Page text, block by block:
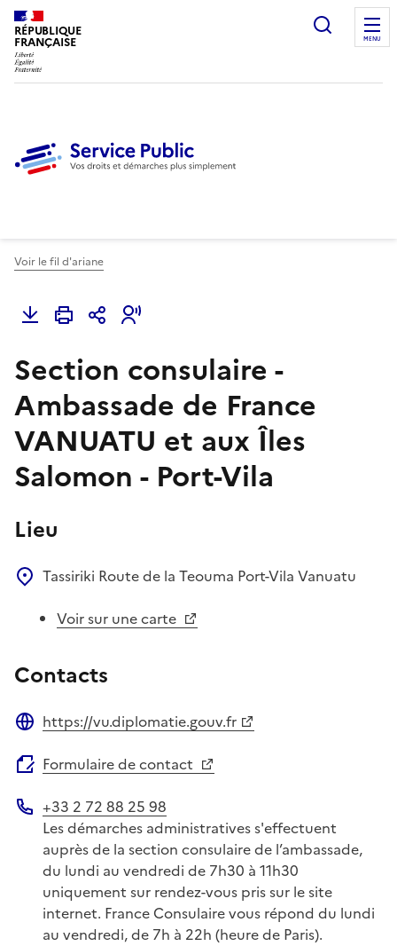
RÉPUBLIQUE
FRANÇAISE
Ouvrir
MENU
Voir le fil d'ariane
Section consulaire -
Ambassade de France
VANUATU et aux Îles
Salomon - Port-Vila
Lieu
Tassiriki Route de la Teouma Port-Vila Vanuatu
Voir sur une carte
Contacts
https://vu.diplomatie.gouv.fr
Formulaire de contact
Téléphone
+33 2 72 88 25 98
Les démarches administratives s'effectuent
auprès de la section consulaire de l’ambassade,
du lundi au vendredi de 7h30 à 11h30
uniquement sur rendez-vous pris sur le site
internet. France Consulaire vous répond du lundi
au vendredi, de 7h à 22h (heure de Paris).